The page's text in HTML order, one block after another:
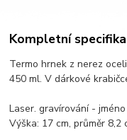
Kompletní
Termo hrnek z nerez
450 ml. V dárkové
Laser. gravírování -
Výška: 17 cm, průměr 8,2